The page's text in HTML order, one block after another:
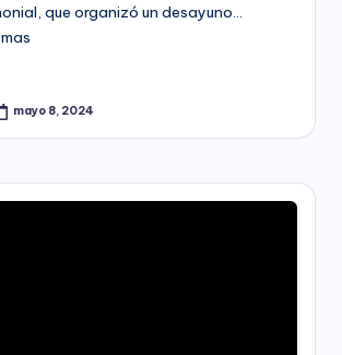
que organizó un desayuno…
mayo 8, 2024